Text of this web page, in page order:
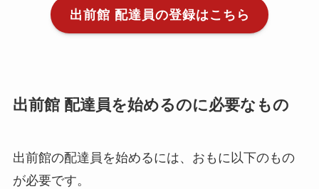
出前館 配達員の登録はこちら
出前館 配達員を始めるのに必要なもの
出前館の配達員を始めるには、おもに以下のもの
が必要です。